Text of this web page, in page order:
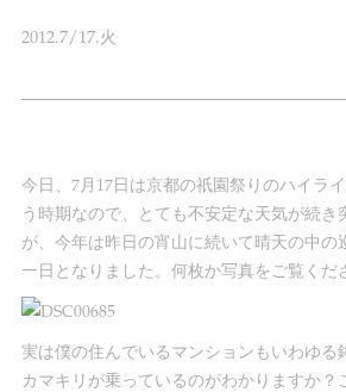
2012.7/17.火
今日、7月17日は京都の祇園祭りのハイラ
う時期なので、とても不安定な天気が続
が、今年は昨日の宵山に続いて晴天の中
一日となりました。何枚か写真をご覧くだ
実は僕の住んでいるマンションもいわゆ
カマキリが乗っているのがわかりますか